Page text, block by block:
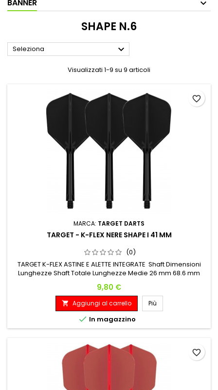
BANNER
SHAPE N.6
Seleziona 
Visualizzati 1-9 su 9 articoli
MARCA: TARGET DARTS
TARGET - K-FLEX NERE SHAPE I 41 MM
(0)
TARGET K-FLEX ASTINE E ALETTE INTEGRATE Shaft Dimensioni
Lunghezze Shaft Totale Lunghezze Medie 26 mm 68.6 mm
Prezzo
9,80 €
 Aggiungi al carrello Più
 In magazzino
favorite_border
favorite_border